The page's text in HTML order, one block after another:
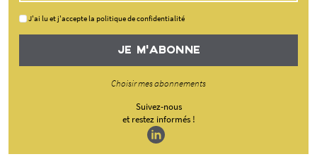
J'ai lu et j'accepte la politique de confidentialité
JE M'ABONNE
Choisir mes abonnements
Suivez-nous
et restez informés !